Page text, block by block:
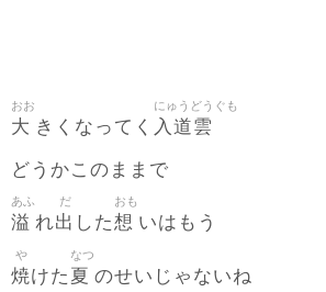
大
おお
きくなってく 入道雲
にゅうどうぐも
どうかこのままで
溢
あふ
れ出
だ
した想
おも
いはもう
焼
や
けた 夏
なつ
のせいじゃないね